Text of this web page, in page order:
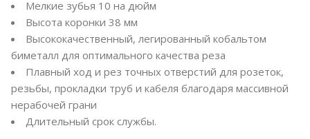
Мелкие зубья 10 на дюйм
Высота коронки 38 мм
Высококачественный, легированный кобальтом
биметалл для оптимального качества реза
Плавный ход и рез точных отверстий для розеток,
резьбы, прокладки труб и кабеля благодаря массивной
нерабочей грани
Длительный срок службы.